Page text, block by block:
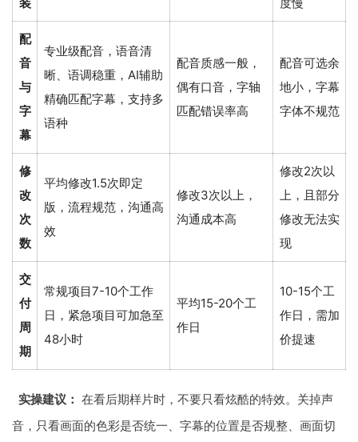
配
音
与
字
幕
专业级配音，语音清
晰、语调稳重，AI辅助
精确匹配字幕，支持多
语种
配音质感一般，
偶有口音，字轴
匹配错误率高
配音可选余
地小，字幕
字体不规范
修
改
次
数
平均修改1.5次即定
版，流程规范，沟通高
效
修改3次以上，
沟通成本高
修改2次以
上，且部分
修改无法实
现
交
付
周
期
常规项目7-10个工作
日，紧急项目可加急至
48小时
平均15-20个工
作日
10-15个工
作日，需加
价提速
实操建议： 在看后期样片时，不要只看炫酷的特效。关掉声
音，只看画面的色彩是否统一、字幕的位置是否规整、画面切